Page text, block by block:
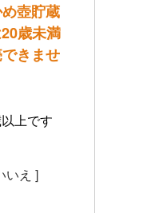
壺貯蔵
歳未満
きませ
上です
いえ ]